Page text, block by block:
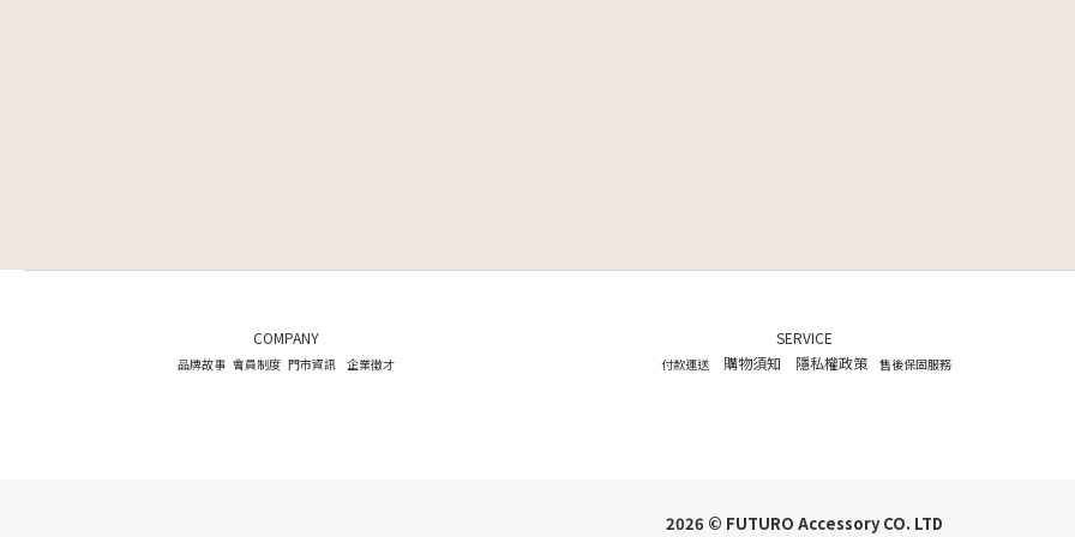
COMPANY
品牌故事 會員制度 門市資訊 企業徵才
SERVICE
付款運送 購物須知 隱私權政策 售後保固服務
2026 © FUTURO Accessory CO. LTD